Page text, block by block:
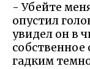
- Убейте
опустил
увидел он в
гадким